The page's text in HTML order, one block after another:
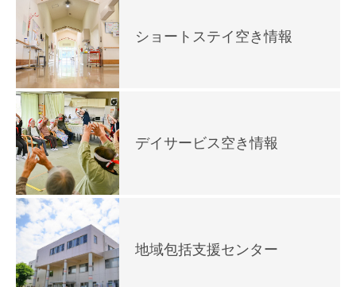
ショートステイ空き情報
デイサービス空き情報
地域包括支援センター